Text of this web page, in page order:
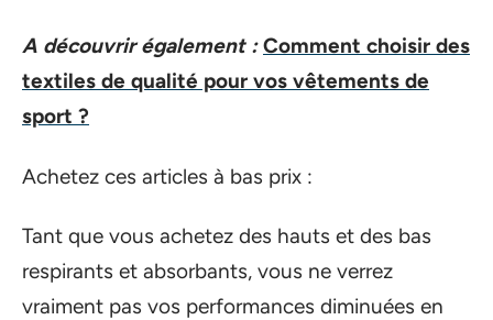
A découvrir également : Comment choisir des
textiles de qualité pour vos vêtements de
sport ?
Achetez ces articles à bas prix :
Tant que vous achetez des hauts et des bas
respirants et absorbants, vous ne verrez
vraiment pas vos performances diminuées en